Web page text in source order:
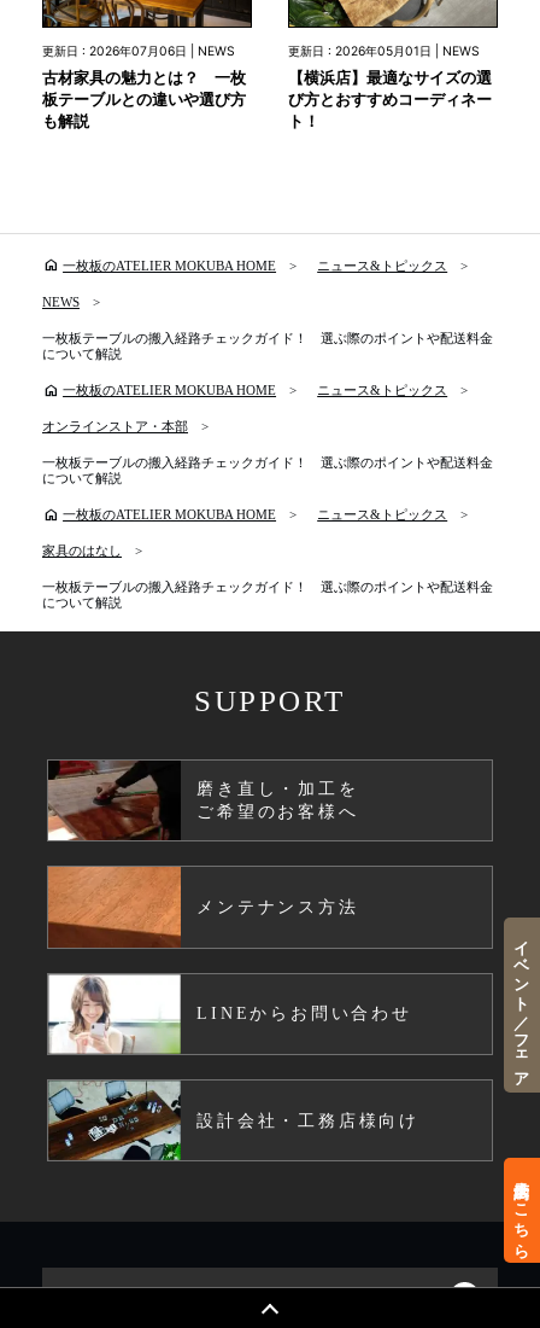
更新日 : 2026年07月06日 | NEWS
古材家具の魅力とは？ 一枚
板テーブルとの違いや選び方
も解説
更新日 : 2026年05月01日 | NEWS
【横浜店】最適なサイズの選
び方とおすすめコーディネー
ト！
home 一枚板のATELIER MOKUBA HOME ニュース&トピックス
NEWS
一枚板テーブルの搬入経路チェックガイド！ 選ぶ際のポイントや配送料金
について解説
home 一枚板のATELIER MOKUBA HOME ニュース&トピックス
オンラインストア・本部
一枚板テーブルの搬入経路チェックガイド！ 選ぶ際のポイントや配送料金
について解説
home 一枚板のATELIER MOKUBA HOME ニュース&トピックス
家具のはなし
一枚板テーブルの搬入経路チェックガイド！ 選ぶ際のポイントや配送料金
について解説
SUPPORT
磨き直し・加工を
ご希望のお客様へ
メンテナンス方法
LINEからお問い合わせ
設計会社・工務店様向け
MOKUBA について
来店予約はこちら
イベント／フェア